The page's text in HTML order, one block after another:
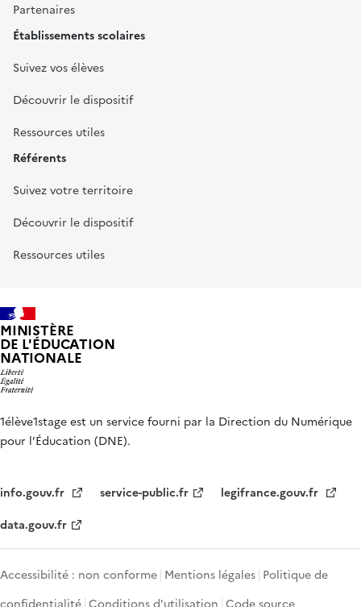
Partenaires
Établissements scolaires
Suivez vos élèves
Découvrir le dispositif
Ressources utiles
Référents
Suivez votre territoire
Découvrir le dispositif
Ressources utiles
MINISTÈRE
DE L'ÉDUCATION
NATIONALE
1élève1stage est un service fourni par la Direction du Numérique
pour l’Éducation (DNE).
info.gouv.fr service-public.fr
legifrance.gouv.fr
data.gouv.fr
Accessibilité : non conforme Mentions légales Politique de